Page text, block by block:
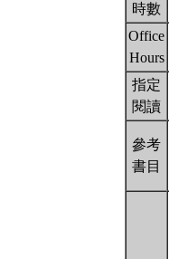
時數
Office
Hours
指定
閱讀
參考
書目